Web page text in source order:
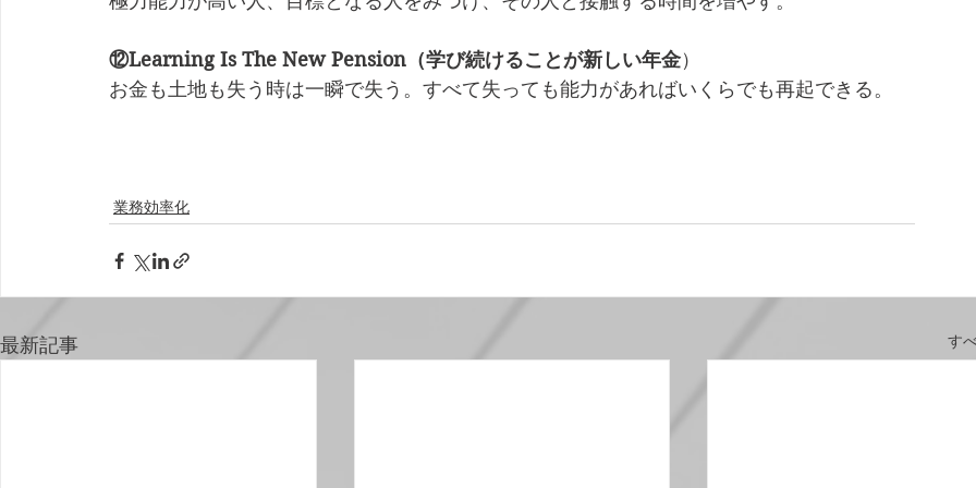
⑫Learning Is The New Pension（学び続けることが新しい年金）
お金も土地も失う時は一瞬で失う。すべて失っても能力があればいくらでも再起できる。
業務効率化
最新記事 す